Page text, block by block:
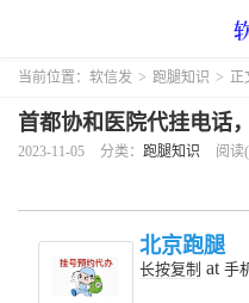
当前位置： 软信发 > 跑腿知识 > 正
首都协和医院代挂电话
2023-11-05 分类： 跑腿知识 阅读
北京跑腿
长按复制 at 手